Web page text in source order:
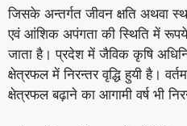
जिसके अन्तर्गत जीवन क्षति अथवा
एवं आंशिक अपंगता की स्थिति में
जाता है। प्रदेश में जैविक कृषि
क्षेत्रफल में निरन्तर वृद्धि हुयी है।
क्षेत्रफल बढ़ाने का आगामी वर्ष भी